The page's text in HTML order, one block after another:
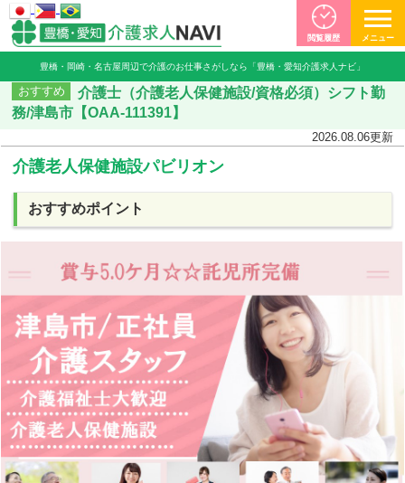
豊橋・岡崎・名古屋周辺で介護のお仕事さがしなら「豊橋・愛知介護求人ナビ」
閲覧履歴 メニュー
おすすめ
介護士（介護老人保健施設/資格必須）シフト勤
務/津島市【OAA-111391】
2026.08.06更新
介護老人保健施設パビリオン
おすすめポイント